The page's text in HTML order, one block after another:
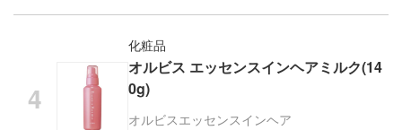
化粧品
オルビス エッセンスインヘアミルク(14
0g)
オルビスエッセンスインヘア